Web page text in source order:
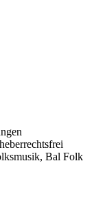
Bal Folk